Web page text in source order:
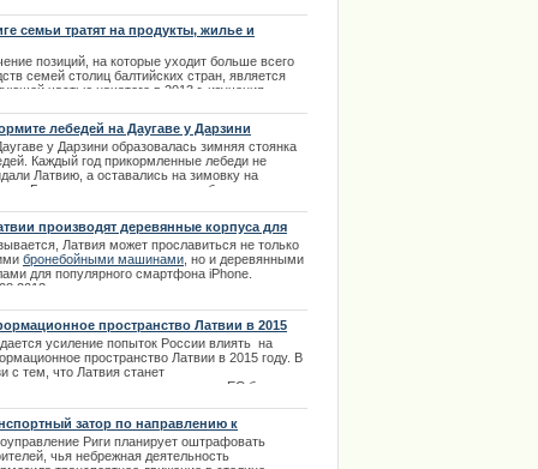
и Алексей Белан, известный в интернет-
под никами "Федюня", "Абыр Валгов",
латвийского происхождения.
семьи тратят на продукты, жилье и
позиций, на которые уходит больше всего
семей столиц балтийских стран, является
частью начатого в 2013 г. изучения
лебедей на Даугаве у Дарзини
у Дарзини образовалась зимняя стоянка
Каждый год прикормленные лебеди не
Латвию, а оставались на зимовку на
Большое количество птиц собираются в
производят деревянные корпуса для
Латвия может прославиться не только
бронебойными машинами , но и деревянными
для популярного смартфона iPhone.
пространство Латвии в 2015
усиление попыток России влиять на
пространство Латвии в 2015 году. В
с тем, что Латвия станет
государством в ЕС был
комиссии по правам человека и
делам. | 29.01.2014
затор по направлению к
мостуРиги планирует оштрафовать
чья небрежная деятельность